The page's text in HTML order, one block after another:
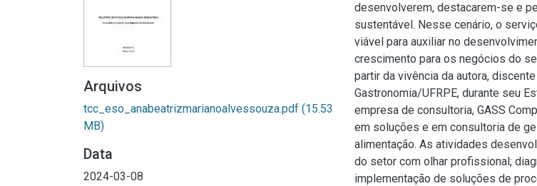
Arquivos
tcc_eso_anabeatrizmarianoalvessouza.pdf (15.53
MB)
Data
2024-03-08
desenvolverem, destacarem-se e
sustentável. Nesse cenário, o
viável para auxiliar no
crescimento para os negócios do
partir da vivência da autora,
Gastronomia/UFRPE, durante seu
empresa de consultoria, GASS
em soluções e em consultoria de
alimentação. As atividades
do setor com olhar profissional;
implementação de soluções de